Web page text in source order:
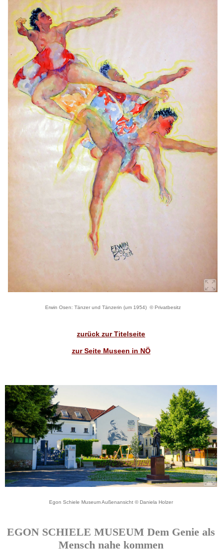
Erwin Osen: Tänzer und Tänzerin (um 1954) © Privatbesitz
zurück zur Titelseite
zur Seite Museen in NÖ
Egon Schiele Museum Außenansicht © Daniela Holzer
EGON SCHIELE MUSEUM Dem Genie als
Mensch nahe kommen